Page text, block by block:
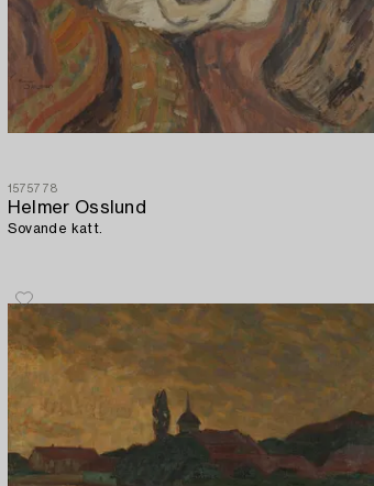
1575778
Helmer Osslund
Sovande katt.